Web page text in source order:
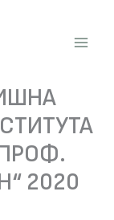
2020